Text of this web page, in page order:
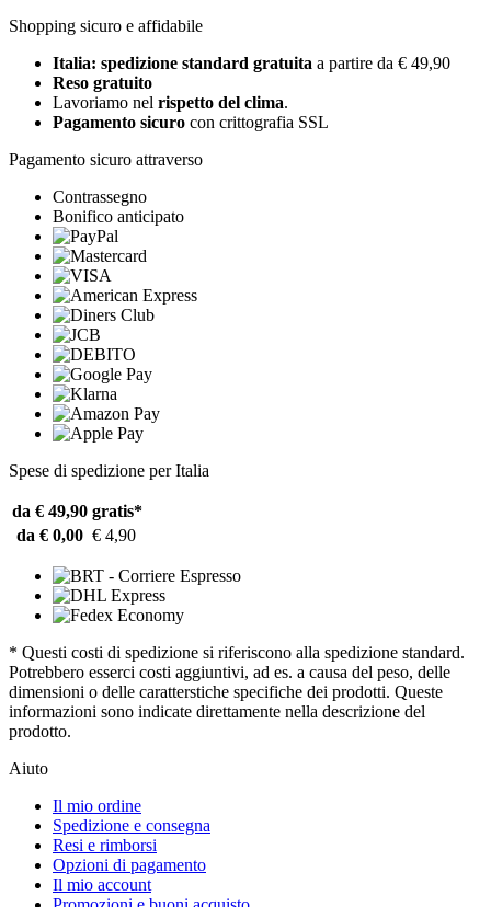
Shopping sicuro e affidabile
Italia: spedizione standard gratuita a partire da € 49,90
Reso gratuito
Lavoriamo nel rispetto del clima.
Pagamento sicuro con crittografia SSL
Pagamento sicuro attraverso
Contrassegno
Bonifico anticipato
Spese di spedizione per Italia
da € 49,90 gratis*
da € 0,00 € 4,90
* Questi costi di spedizione si riferiscono alla spedizione standard.
Potrebbero esserci costi aggiuntivi, ad es. a causa del peso, delle
dimensioni o delle caratterstiche specifiche dei prodotti. Queste
informazioni sono indicate direttamente nella descrizione del
prodotto.
Aiuto
Il mio ordine
Spedizione e consegna
Resi e rimborsi
Opzioni di pagamento
Il mio account